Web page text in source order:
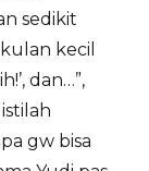
sedikit
kecil
dan…”,
gw bisa